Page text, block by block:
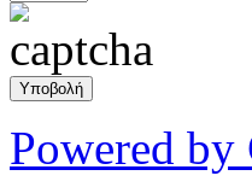
Powered